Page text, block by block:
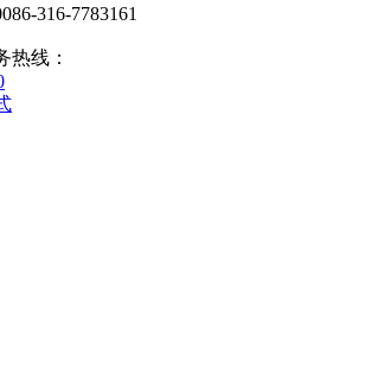
316-7783161
热线：